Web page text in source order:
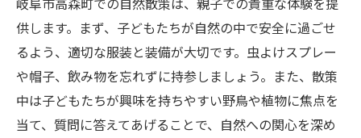
供します。まず、子どもたちが自然の中で安全に過ごせ
るよう、適切な服装と装備が大切です。虫よけスプレー
や帽子、飲み物を忘れずに持参しましょう。また、散策
中は子どもたちが興味を持ちやすい野鳥や植物に焦点を
当て、質問に答えてあげることで、自然への関心を深め